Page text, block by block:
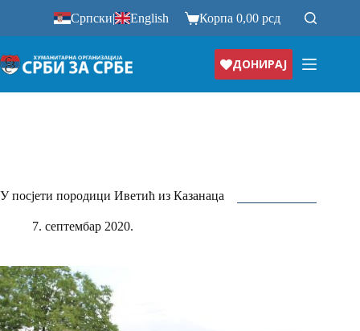
Српски| English Корпа0,00рсд
ДОНИРАЈ
У посјети породици Иветић из Казанаца
7. септембар 2020.